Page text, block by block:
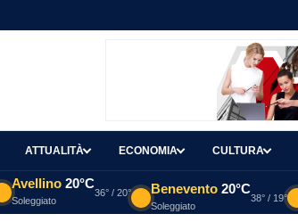
ATTUALITÀ ECONOMIA CULTURA
Avellino 20°C
Soleggiato
36° / 20° Benevento 20°C
Soleggiato
38° / 19°